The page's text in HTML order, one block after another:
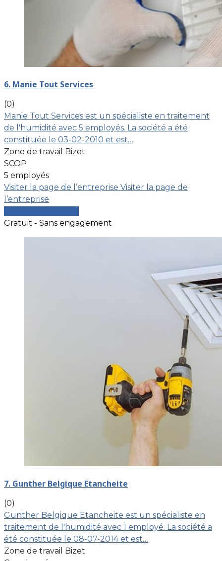
6. Manie Tout Services
(0)
Manie Tout Services est un spécialiste en traitement
de l'humidité avec 5 employés. La société a été
constituée le 03-02-2010 et est…
Zone de travail Bizet
SCOP
5 employés
Visiter la page de l’entreprise Visiter la page de
l’entreprise
Gratuit - Sans engagement
7. Gunther Belgique Etancheite
(0)
Gunther Belgique Etancheite est un spécialiste en
traitement de l'humidité avec 1 employé. La société a
été constituée le 08-07-2014 et est…
Zone de travail Bizet